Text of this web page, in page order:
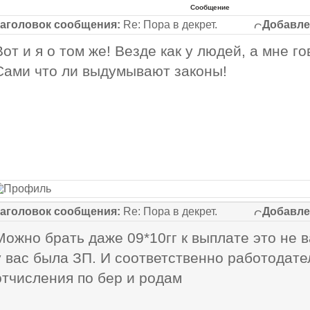
Сообщение
сообщения: Re: Пора в декрет.
и я о том же! Везде как у людей, а мне
что ли выдумывают законы!
сообщения: Re: Пора в декрет.
брать даже 09*10гг к выплате это не
вас была ЗП. И соответственно
по бер и родам